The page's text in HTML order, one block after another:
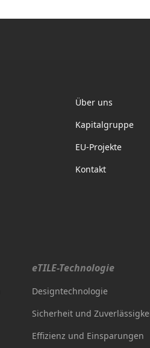
Über uns
Kapitalgruppe
EU-Projekte
Kontakt
eTILE-Technologie
Designtechnologie
Sicherheit und
Effizienz und Einsparungen